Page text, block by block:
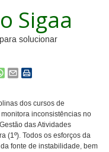
Sigaa
solucionar
dos cursos de
inconsistências no
das Atividades
(1º). Todos os esforços da
fonte de instabilidade, bem